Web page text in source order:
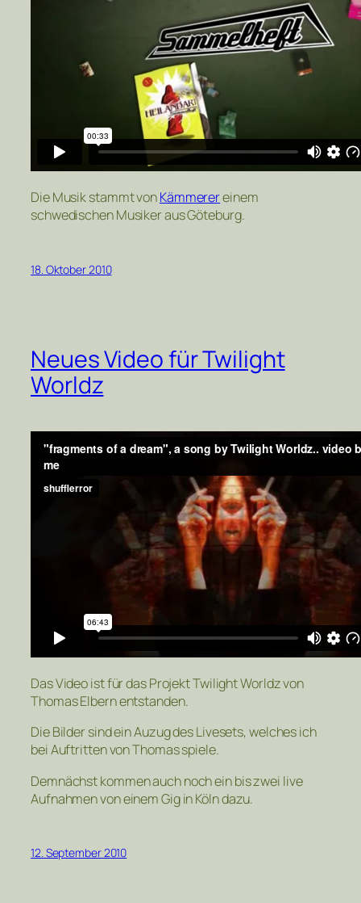
Die Musik stammt vonKämmerereinem
schwedischen Musiker aus Göteburg.
18. Oktober 2010
Neues Video für Twilight
Worldz
Das Video ist für das Projekt Twilight Worldz von
Thomas Elbern entstanden.
Die Bilder sind ein Auzug des Livesets, welches ich
bei Auftritten von Thomas spiele.
Demnächst kommen auch noch ein bis zwei live
Aufnahmen von einem Gig in Köln dazu.
12. September 2010